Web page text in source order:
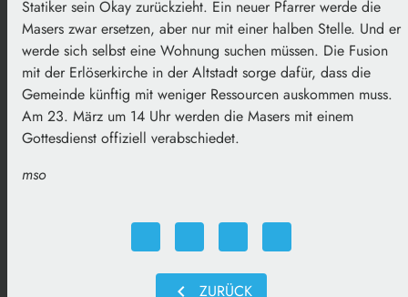
Statiker sein Okay zurückzieht. Ein neuer Pfarrer werde die
Masers zwar ersetzen, aber nur mit einer halben Stelle. Und er
werde sich selbst eine Wohnung suchen müssen. Die Fusion
mit der Erlöserkirche in der Altstadt sorge dafür, dass die
Gemeinde künftig mit weniger Ressourcen auskommen muss.
Am 23. März um 14 Uhr werden die Masers mit einem
Gottesdienst offiziell verabschiedet.
mso
chevron_left ZURÜCK